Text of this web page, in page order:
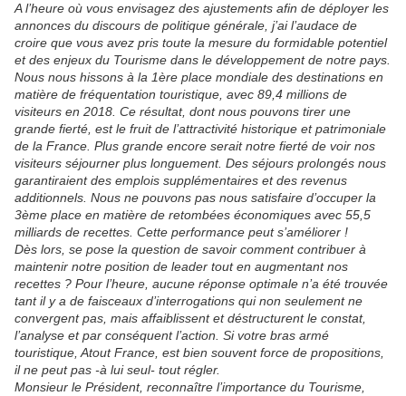
A l’heure où vous envisagez des ajustements afin de déployer les
annonces du discours de politique générale, j’ai l’audace de
croire que vous avez pris toute la mesure du formidable potentiel
et des enjeux du Tourisme dans le développement de notre pays.
Nous nous hissons à la 1ère place mondiale des destinations en
matière de fréquentation touristique, avec 89,4 millions de
visiteurs en 2018. Ce résultat, dont nous pouvons tirer une
grande fierté, est le fruit de l’attractivité historique et patrimoniale
de la France. Plus grande encore serait notre fierté de voir nos
visiteurs séjourner plus longuement. Des séjours prolongés nous
garantiraient des emplois supplémentaires et des revenus
additionnels. Nous ne pouvons pas nous satisfaire d’occuper la
3ème place en matière de retombées économiques avec 55,5
milliards de recettes. Cette performance peut s’améliorer !
Dès lors, se pose la question de savoir comment contribuer à
maintenir notre position de leader tout en augmentant nos
recettes ? Pour l’heure, aucune réponse optimale n’a été trouvée
tant il y a de faisceaux d’interrogations qui non seulement ne
convergent pas, mais affaiblissent et déstructurent le constat,
l’analyse et par conséquent l’action. Si votre bras armé
touristique, Atout France, est bien souvent force de propositions,
il ne peut pas -à lui seul- tout régler.
Monsieur le Président, reconnaître l’importance du Tourisme,